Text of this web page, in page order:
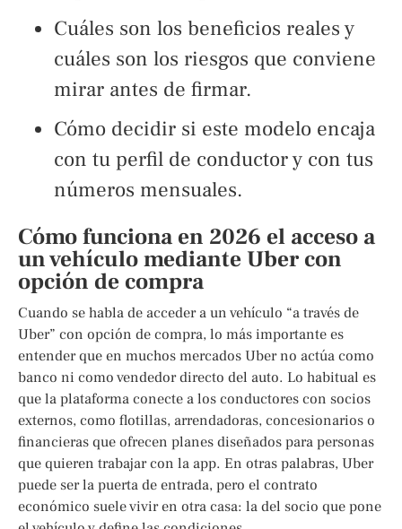
Cuáles son los beneficios reales y
cuáles son los riesgos que conviene
mirar antes de firmar.
Cómo decidir si este modelo encaja
con tu perfil de conductor y con tus
números mensuales.
Cómo funciona en 2026 el acceso a
un vehículo mediante Uber con
opción de compra
Cuando se habla de acceder a un vehículo “a través de
Uber” con opción de compra, lo más importante es
entender que en muchos mercados Uber no actúa como
banco ni como vendedor directo del auto. Lo habitual es
que la plataforma conecte a los conductores con socios
externos, como flotillas, arrendadoras, concesionarios o
financieras que ofrecen planes diseñados para personas
que quieren trabajar con la app. En otras palabras, Uber
puede ser la puerta de entrada, pero el contrato
económico suele vivir en otra casa: la del socio que pone